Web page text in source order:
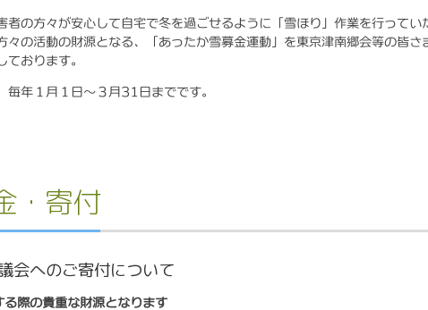
者の方々が安心して自宅で冬を過ごせるように「雪ほり」作業を行ってい
々の活動の財源となる、「あったか雪募金運動」を東京津南郷会等の皆さ
ております。
毎年１月１日～３月31日までです。
・寄付
会へのご寄付について
際の貴重な財源となります